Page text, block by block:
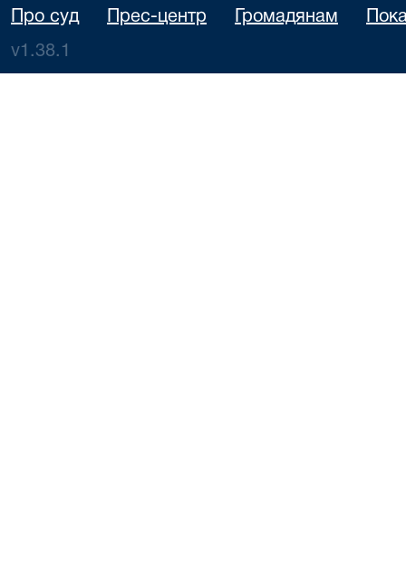
Про суд Прес-центр Громадянам
v1.38.1